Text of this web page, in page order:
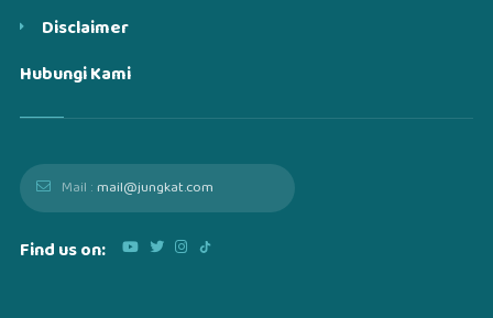
Disclaimer
Hubungi Kami
Mail :mail@jungkat.com
Find us on: